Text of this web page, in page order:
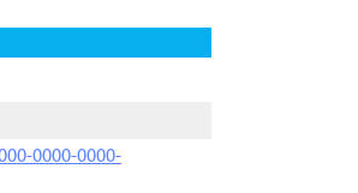
0000-0000-